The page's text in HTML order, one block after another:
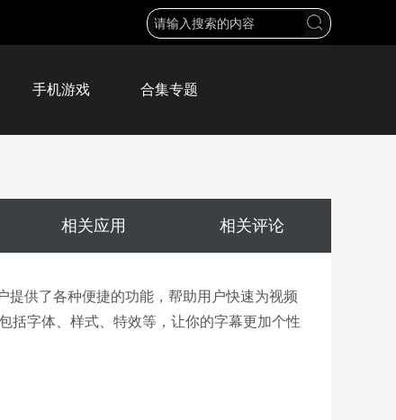
手机游戏 合集专题
相关应用 相关评论
供了各种便捷的功能，帮助用户快速为视频
括字体、样式、特效等，让你的字幕更加个性